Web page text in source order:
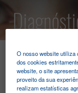
HOME
O nosso website
dos cookies
website, o site
proveito da sua
realizam estatísticas